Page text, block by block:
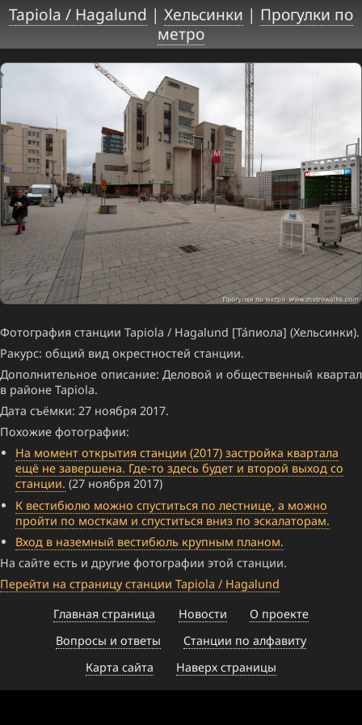
Tapiola / Hagalund | Хельсинки | Прогулки по
метро
Фотография станции Tapiola / Hagalund [Та́пиола] (Хельсинки).
Ракурс: общий вид окрестностей станции.
Дополнительное описание: Деловой и общественный квартал
в районе Tapiola.
Дата съёмки: 27 ноября 2017.
Похожие фотографии:
На момент открытия станции (2017) застройка квартала
ещё не завершена. Где-то здесь будет и второй выход со
станции. (27 ноября 2017)
К вестибюлю можно спуститься по лестнице, а можно
пройти по мосткам и спуститься вниз по эскалаторам.
Вход в наземный вестибюль крупным планом.
На сайте есть и другие фотографии этой станции.
Перейти на страницу станции Tapiola / Hagalund
Главная страница
Новости
О проекте
Вопросы и ответы
Станции по алфавиту
Карта сайта
Наверх страницы